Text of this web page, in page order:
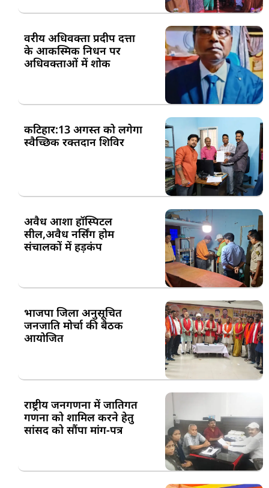
वरीय अधिवक्ता प्रदीप दत्ता
के आकस्मिक निधन पर
अधिवक्ताओं में शोक
कटिहार:13 अगस्त को लगेगा
स्वैच्छिक रक्तदान शिविर
अवैध आशा हॉस्पिटल
सील,अवैध नर्सिंग होम
संचालकों में हड़कंप
भाजपा जिला अनुसूचित
जनजाति मोर्चा की बैठक
आयोजित
राष्ट्रीय जनगणना में जातिगत
गणना को शामिल करने हेतु
सांसद को सौंपा मांग-पत्र